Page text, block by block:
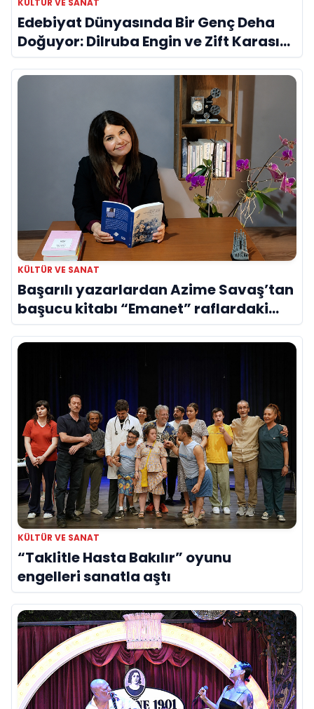
KÜLTÜR VE SANAT
Edebiyat Dünyasında Bir Genç Deha
Doğuyor: Dilruba Engin ve Zift Karası
Evreni ‘AVENOİR’
KÜLTÜR VE SANAT
Başarılı yazarlardan Azime Savaş’tan
başucu kitabı “Emanet” raflardaki
yerini aldı
KÜLTÜR VE SANAT
“Taklitle Hasta Bakılır” oyunu
engelleri sanatla aştı